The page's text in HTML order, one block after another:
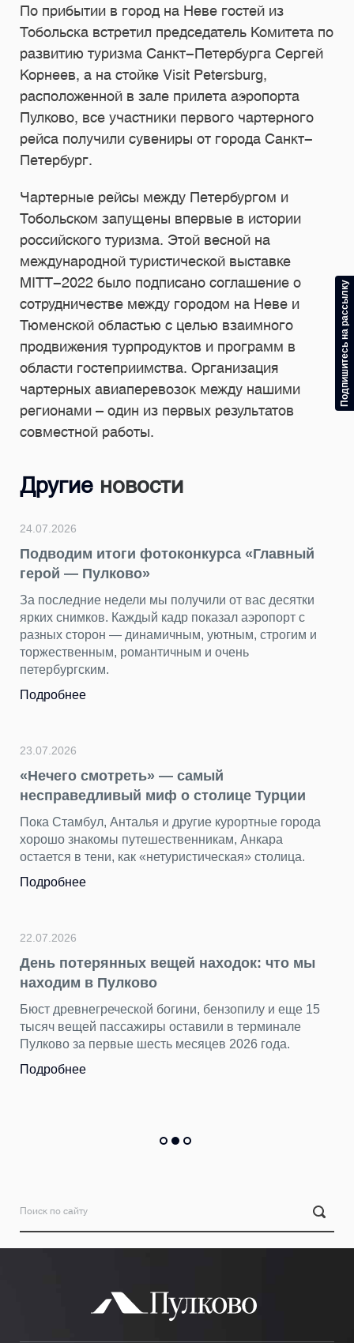
По прибытии в город на Неве гостей из
Тобольска встретил председатель Комитета по
развитию туризма Санкт-Петербурга Сергей
Корнеев, а на стойке Visit Petersburg,
расположенной в зале прилета аэропорта
Пулково, все участники первого чартерного
рейса получили сувениры от города Санкт-
Петербург.
Чартерные рейсы между Петербургом и
Тобольском запущены впервые в истории
российского туризма. Этой весной на
международной туристической выставке
MITT-2022 было подписано соглашение о
сотрудничестве между городом на Неве и
Тюменской областью с целью взаимного
продвижения турпродуктов и программ в
области гостеприимства. Организация
чартерных авиаперевозок между нашими
регионами – один из первых результатов
совместной работы.
Другие новости
24.07.2026
Подводим итоги фотоконкурса «Главный
герой — Пулково»
За последние недели мы получили от вас десятки
ярких снимков. Каждый кадр показал аэропорт с
разных сторон — динамичным, уютным, строгим и
торжественным, романтичным и очень
петербургским.
Подробнее
23.07.2026
«Нечего смотреть» — самый
несправедливый миф о столице Турции
Пока Стамбул, Анталья и другие курортные города
хорошо знакомы путешественникам, Анкара
остается в тени, как «нетуристическая» столица.
Подробнее
22.07.2026
День потерянных вещей находок: что мы
находим в Пулково
Бюст древнегреческой богини, бензопилу и еще 15
тысяч вещей пассажиры оставили в терминале
Пулково за первые шесть месяцев 2026 года.
Подробнее
Подпишитесь на рассылку